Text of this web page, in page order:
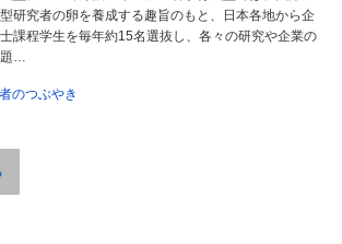
研究者の卵を養成する趣旨のもと、日本各地から企
課程学生を毎年約15名選抜し、各々の研究や企業の
題…
のつぶやき